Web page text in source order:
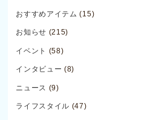
おすすめアイテム (15)
お知らせ (215)
イベント (58)
インタビュー (8)
ニュース (9)
ライフスタイル (47)